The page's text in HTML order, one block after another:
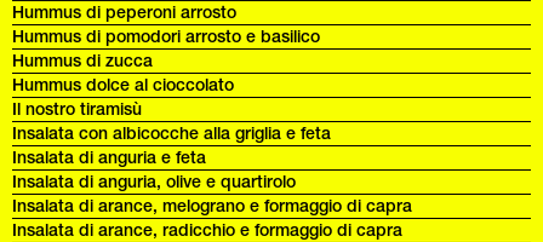
Hummus di peperoni arrosto
Hummus di pomodori arrosto e basilico
Hummus di zucca
Hummus dolce al cioccolato
Il nostro tiramisù
Insalata con albicocche alla griglia e feta
Insalata di anguria e feta
Insalata di anguria, olive e quartirolo
Insalata di arance, melograno e formaggio di capra
Insalata di arance, radicchio e formaggio di capra